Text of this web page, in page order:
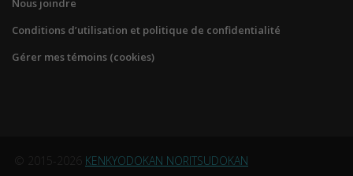
Nous joindre
Conditions d’utilisation et politique de confidentialité
Gérer mes témoins (cookies)
© 2015-2026 KENKYODOKAN NORITSUDOKAN